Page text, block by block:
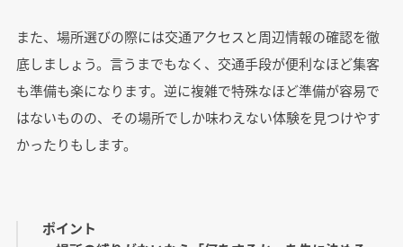
また、場所選びの際には交通アクセスと周辺情報の確認を徹
底しましょう。言うまでもなく、交通手段が便利なほど集客
も準備も楽になります。逆に複雑で特殊なほど準備が容易で
はないものの、その場所でしか味わえない体験を見つけやす
かったりもします。
ポイント